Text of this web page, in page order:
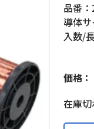
品番
導体
入数/
価格：
在庫